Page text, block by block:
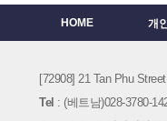
HOME 개
[72908] 21 Tan Phu
Tel : (베트남)028-3780-